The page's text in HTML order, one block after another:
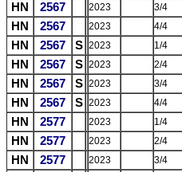
HN 2567 2023 3/4
HN 2567 2023 4/4
HN 2567 S 2023 1/4
HN 2567 S 2023 2/4
HN 2567 S 2023 3/4
HN 2567 S 2023 4/4
HN 2577 2023 1/4
HN 2577 2023 2/4
HN 2577 2023 3/4